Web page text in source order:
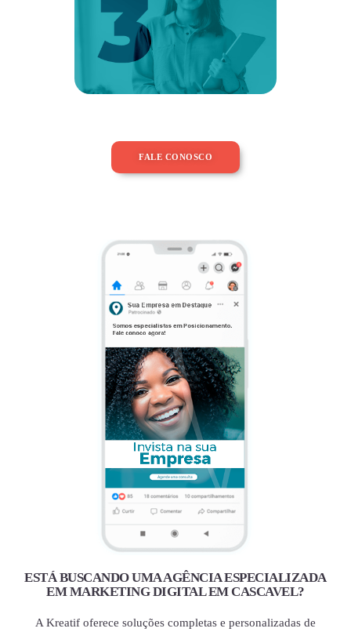
FALE CONOSCO
ESTÁ BUSCANDO UMA AGÊNCIA ESPECIALIZADA
EM MARKETING DIGITAL EM CASCAVEL?
A Kreatif oferece soluções completas e personalizadas de